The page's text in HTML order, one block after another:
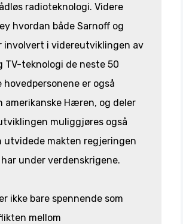
radioteknologi. Videre
hvordan både Sarnoff og
involvert i videreutviklingen av
TV-teknologi de neste 50
hovedpersonene er også
amerikanske Hæren, og deler
muliggjøres også
utvidede makten regjeringen
under verdenskrigene.
ikke bare spennende som
mellom